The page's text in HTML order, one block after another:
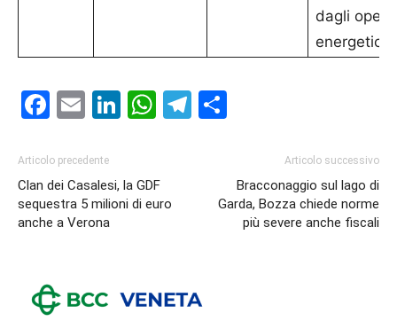
dagli
energetici.
Facebook
EmailLinkedIn
WhatsApp
Telegram
Articolo precedente
Clan dei Casalesi, la GDF
sequestra 5 milioni di euro
anche a Verona
Articolo successivo
Bracconaggio sul lago di
Garda, Bozza chiede norme
più severe anche fiscali